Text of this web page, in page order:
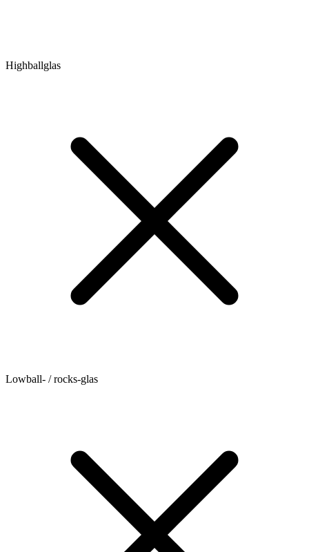
Highballglas
Lowball- / rocks-glas